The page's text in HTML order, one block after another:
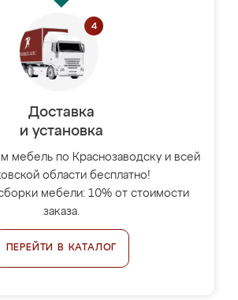
Доставка
и установка
мебель по Краснозаводску и всей
области бесплатно!
мебели: 10% от стоимости
заказа.
ПЕРЕЙТИ В КАТАЛОГ